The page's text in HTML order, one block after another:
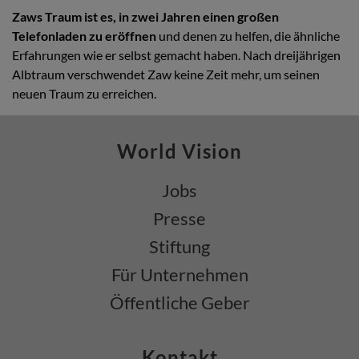
Zaws Traum ist es, in zwei Jahren einen großen
Telefonladen zu eröffnen und denen zu helfen, die ähnliche
Erfahrungen wie er selbst gemacht haben. Nach dreijährigen
Albtraum verschwendet Zaw keine Zeit mehr, um seinen
neuen Traum zu erreichen.
World Vision
Jobs
Presse
Stiftung
Für Unternehmen
Öffentliche Geber